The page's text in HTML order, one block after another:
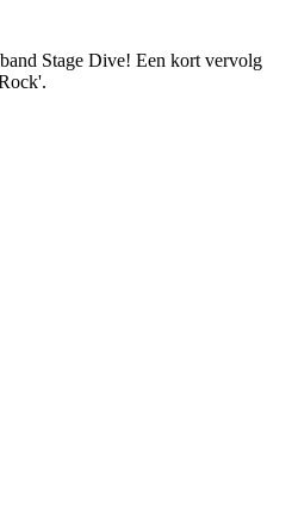
Stage Dive! Een kort vervolg